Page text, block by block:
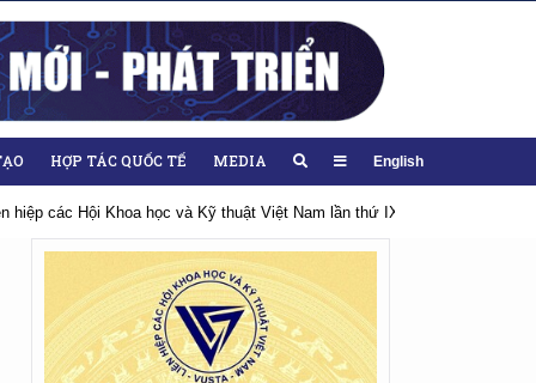
HỢP TÁC QUỐC TẾ MEDIA English
hiệp các Hội Khoa học và Kỹ thuật Việt Nam lần thứ IX, nhiệm kỳ 2026-